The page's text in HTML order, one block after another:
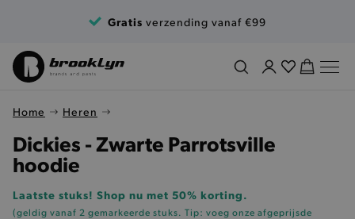
Gratis verzending vanaf €99
Home Heren
Dickies - Zwarte Parrotsville
hoodie
Laatste stuks! Shop nu met 50% korting.
(geldig vanaf 2 gemarkeerde stuks. Tip: voeg onze afgeprijsde